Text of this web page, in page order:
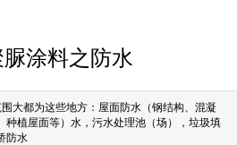
涂料之防水
大都为这些地方：屋面防水（钢结构、混凝
种植屋面等）水，污水处理池（场），垃圾填
防水